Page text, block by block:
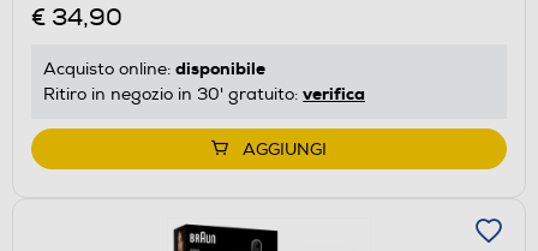
€ 34,90
Acquisto online: disponibile
Ritiro in negozio in 30' gratuito: verifica
AGGIUNGI